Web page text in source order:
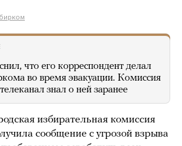
что его корреспондент делал
во время эвакуации. Комиссия
знал о ней заранее
избирательная комиссия
сообщение с угрозой взрыва